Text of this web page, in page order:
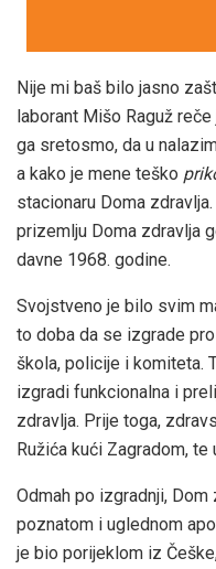
Nije mi baš bilo jasno
laborant Mišo Raguž
ga sretosmo, da u
a kako je mene teško
stacionaru Doma
prizemlju Doma zdravlja
davne 1968. godine.
Svojstveno je bilo svim
to doba da se izgrade
škola, policije i komiteta.
izgradi funkcionalna i
zdravlja. Prije toga,
Ružića kući Zagradom, te
Odmah po izgradnji,
poznatom i uglednom
je bio porijeklom iz